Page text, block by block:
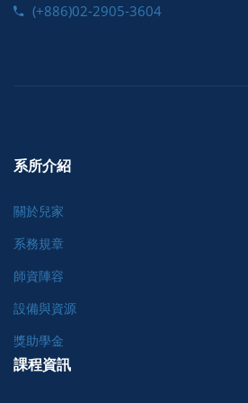
(+886)02-2905-3604
系所介紹
關於兒家
系務規章
師資陣容
設備與資源
獎助學金
課程資訊